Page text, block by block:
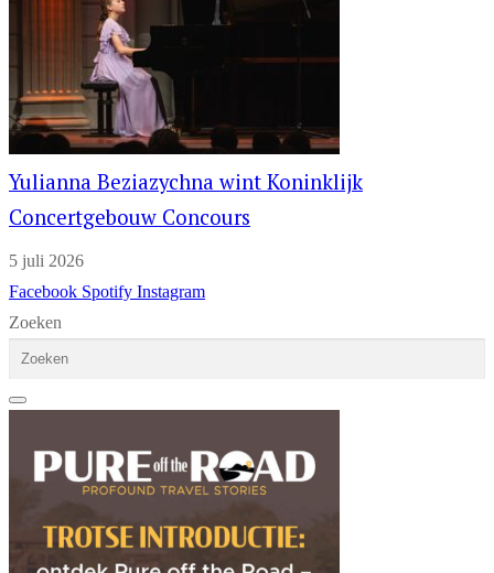
Yulianna Beziazychna wint Koninklijk
Concertgebouw Concours
5 juli 2026
Facebook Spotify Instagram
Zoeken